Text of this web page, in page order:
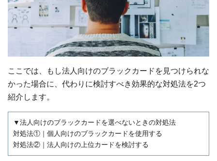
ここでは、もし法人向けのブラックカードを見つけられな
かった場合に、代わりに検討すべき効果的な対処法を2つ
紹介します。
▼法人向けのブラックカードを選べないときの対処法
対処法①｜個人向けのブラックカードを使用する
対処法②｜法人向けの上位カードを検討する